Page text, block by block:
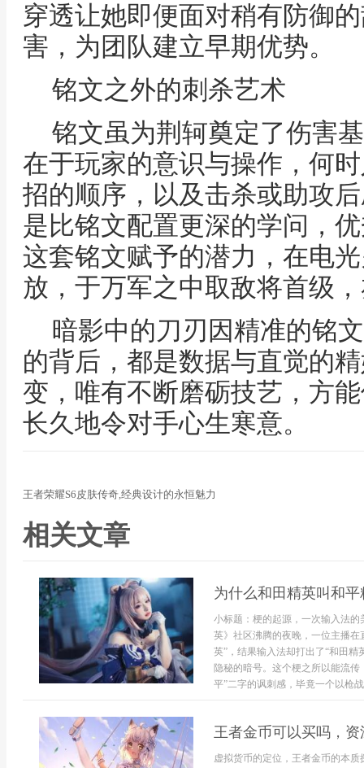
穿透让她即便面对稍有防御
害，为团队建立早期优势。
铭文之外的刺杀艺术
铭文虽为荆轲奠定了伤害
在于玩家的意识与操作，何
招的顺序，以及击杀或助攻
是比铭文配置更深的学问，
这套铭文赋予的潜力，在电
放，于万军之中取敌将首级
暗影中的刀刃因精准的铭
的背后，都是数据与直觉的
变，唯有不断磨砺技艺，方
长久地令对手心生寒意。
王者荣耀S6皮肤传奇,经典设计的永恒魅力
相关文章
为什么和田精英叫和
小标题：梗的起源，一次输入法
英》社区沸腾的夜晚，一位主播
英”，结果输入法却打出了“和田精
隐秘的暗号。这个梗之所以能流
平”二字的讽刺感，毕竟一个以枪
王者金币可以买吗，
虚拟货币的定位，王者金币的本